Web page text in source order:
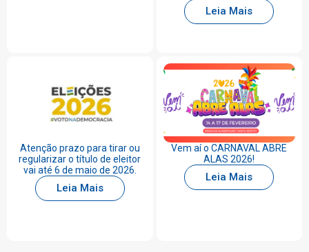
Leia Mais
Atenção prazo para tirar ou
regularizar o título de eleitor
vai até 6 de maio de 2026.
Leia Mais
Vem aí o CARNAVAL ABRE
ALAS 2026!
Leia Mais